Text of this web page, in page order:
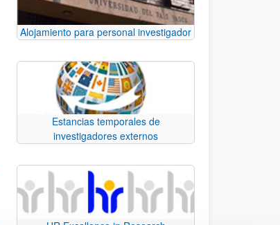
Alojamiento para personal investigador
Estancias temporales de
investigadores externos